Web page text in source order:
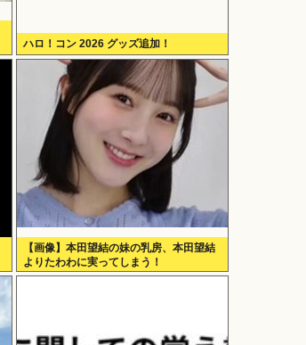
ハロ！コン 2026 グッズ追加！
【画像】本田望結の妹の乳房、本田望結
よりたわわに実ってしまう！